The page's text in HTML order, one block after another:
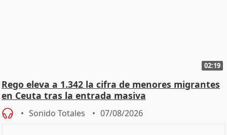
02:19
Rego eleva a 1.342 la cifra de menores migrantes
en Ceuta tras la entrada masiva
Sonido Totales 07/08/2026